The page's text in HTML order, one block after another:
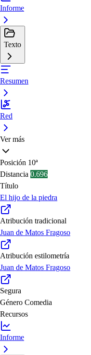
Informe
Texto
Resumen
Red
Ver más
Posición 10ª
Distancia 0.696
Título
El hijo de la piedra
Atribución tradicional
Juan de Matos Fragoso
Atribución estilometría
Juan de Matos Fragoso
Segura
Género Comedia
Recursos
Informe